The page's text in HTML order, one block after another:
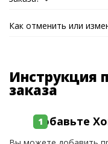
Как отменить или
Инструкция
заказа
Добавьте